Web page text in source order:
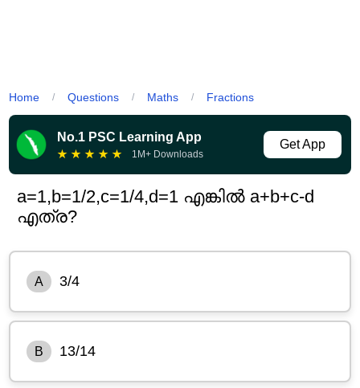
Home / Questions / Maths / Fractions
No.1 PSC Learning App
★ ★ ★ ★ ★ 1M+ Downloads
Get App
a=1,b=1/2,c=1/4,d=1 എങ്കിൽ a+b+c-d
എത്ര?
A 3/4
B 13/14